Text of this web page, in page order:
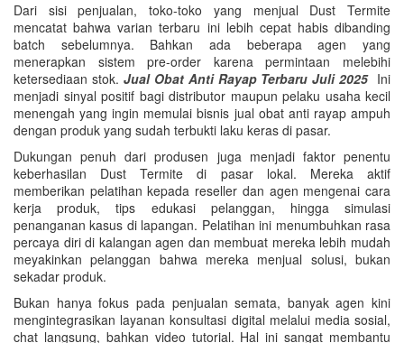
Dari sisi penjualan, toko-toko yang menjual Dust Termite
mencatat bahwa varian terbaru ini lebih cepat habis dibanding
batch sebelumnya. Bahkan ada beberapa agen yang
menerapkan sistem pre-order karena permintaan melebihi
ketersediaan stok. Jual Obat Anti Rayap Terbaru Juli 2025Ini
menjadi sinyal positif bagi distributor maupun pelaku usaha kecil
menengah yang ingin memulai bisnis jual obat anti rayap ampuh
dengan produk yang sudah terbukti laku keras di pasar.
Dukungan penuh dari produsen juga menjadi faktor penentu
keberhasilan Dust Termite di pasar lokal. Mereka aktif
memberikan pelatihan kepada reseller dan agen mengenai cara
kerja produk, tips edukasi pelanggan, hingga simulasi
penanganan kasus di lapangan. Pelatihan ini menumbuhkan rasa
percaya diri di kalangan agen dan membuat mereka lebih mudah
meyakinkan pelanggan bahwa mereka menjual solusi, bukan
sekadar produk.
Bukan hanya fokus pada penjualan semata, banyak agen kini
mengintegrasikan layanan konsultasi digital melalui media sosial,
chat langsung, bahkan video tutorial. Hal ini sangat membantu